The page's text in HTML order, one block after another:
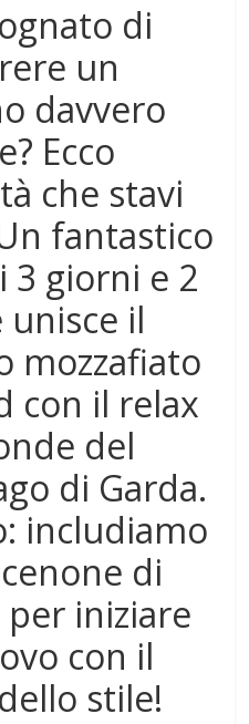
di
un
davvero
Ecco
che stavi
fantastico
3 giorni e 2
il
mozzafiato
con il relax
del
di Garda.
includiamo
di
iniziare
con il
stile!